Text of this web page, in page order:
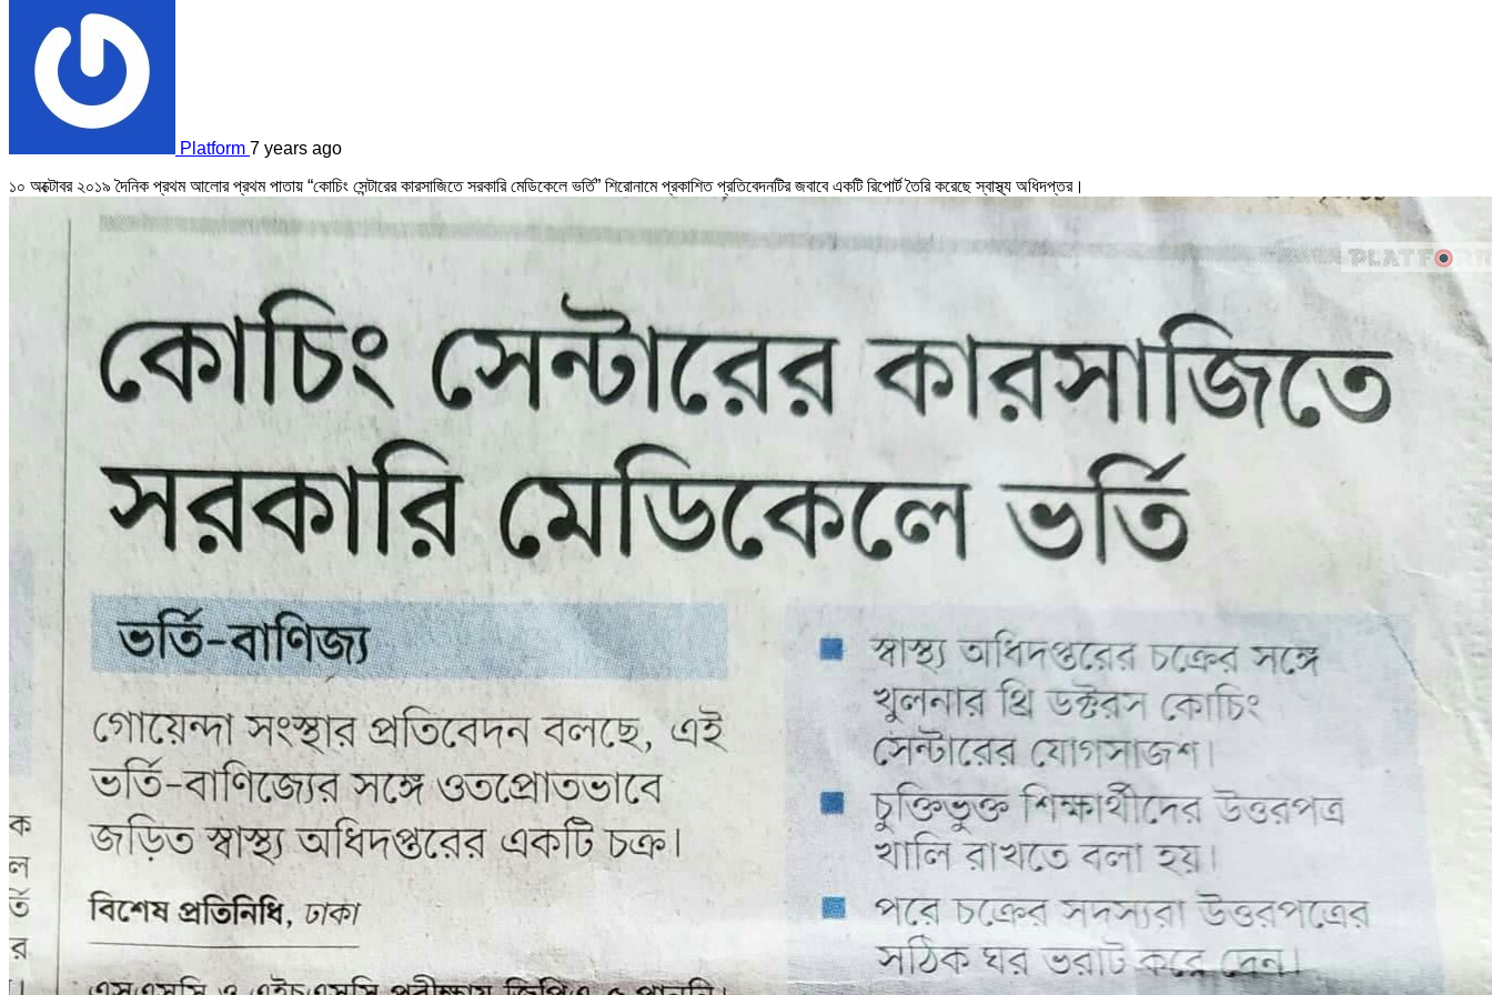
Platform 7 years ago
১০ অক্টোবর ২০১৯ দৈনিক প্রথম আলোর প্রথম পাতায় “কোচিং সেন্টারের কারসাজিতে সরকারি মেডিকেলে ভর্তি” শিরোনামে প্রকাশিত প্রতিবেদনটির জবাবে একটি রিপোর্ট তৈরি করেছে স্বাস্থ্য অধিদপ্তর।